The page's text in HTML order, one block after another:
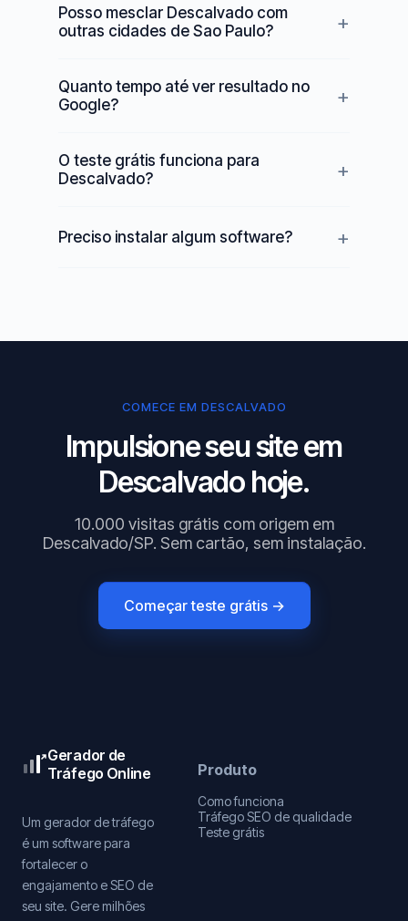
Posso mesclar Descalvado com
outras cidades de Sao Paulo?
Quanto tempo até ver resultado no
Google?
O teste grátis funciona para
Descalvado?
Preciso instalar algum software?
COMECE EM DESCALVADO
Impulsione seu site em
Descalvado hoje.
10.000 visitas grátis com origem em
Descalvado/SP. Sem cartão, sem instalação.
Começar teste grátis →
Gerador de
Tráfego Online
Um gerador de tráfego
é um software para
fortalecer o
engajamento e SEO de
seu site. Gere milhões
Produto
Como funciona
Tráfego SEO de qualidade
Teste grátis